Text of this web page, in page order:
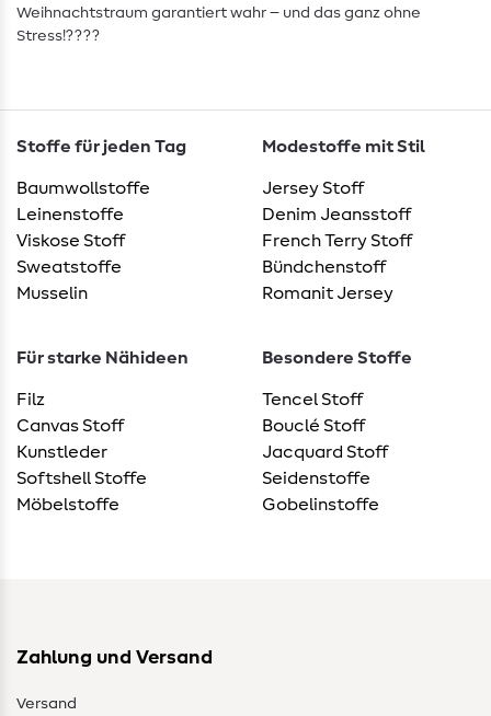
Weihnachtstraum garantiert wahr – und das ganz ohne
Stress!????
Stoffe für jeden Tag
Baumwollstoffe
Leinenstoffe
Viskose Stoff
Sweatstoffe
Musselin
Modestoffe mit Stil
Jersey Stoff
Denim Jeansstoff
French Terry Stoff
Bündchenstoff
Romanit Jersey
Für starke Nähideen
Filz
Canvas Stoff
Kunstleder
Softshell Stoffe
Möbelstoffe
Besondere Stoffe
Tencel Stoff
Bouclé Stoff
Jacquard Stoff
Seidenstoffe
Gobelinstoffe
Zahlung und Versand
Versand